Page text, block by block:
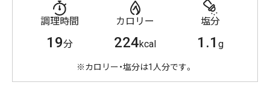
調理時間
19分
カロリー
224kcal
塩分
1.1g
※カロリー・塩分は1人分です。